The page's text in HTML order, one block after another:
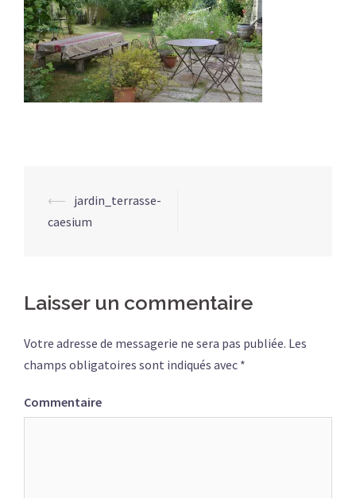
Navigation
d’article
⟵ jardin_terrasse-
caesium
Laisser un commentaire
Votre adresse de messagerie ne sera pas publiée. Les
champs obligatoires sont indiqués avec *
Commentaire